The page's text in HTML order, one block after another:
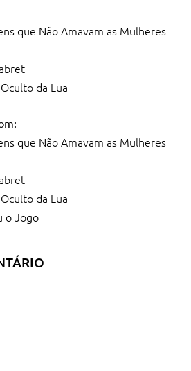
que Não Amavam as Mulheres
da Lua
que Não Amavam as Mulheres
da Lua
o Jogo